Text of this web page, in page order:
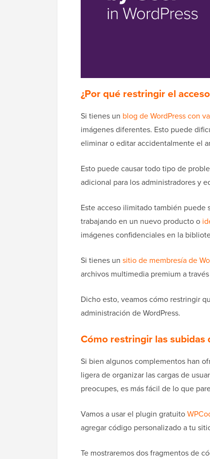
¿Por qué restringir el
Si tienes un blog de WordPress con
imágenes diferentes. Esto puede
eliminar o editar accidentalmente el
Esto puede causar todo tipo de
adicional para los administradores y
Este acceso ilimitado también puede
trabajando en un nuevo producto o
imágenes confidenciales en la
Si tienes un sitio de membresía de
archivos multimedia premium a
Dicho esto, veamos cómo restringir
administración de WordPress.
Cómo restringir las subidas
Si bien algunos complementos han
ligera de organizar las cargas de
preocupes, es más fácil de lo que
Vamos a usar el plugin gratuito
agregar código personalizado a tu
Te mostraremos dos fragmentos de